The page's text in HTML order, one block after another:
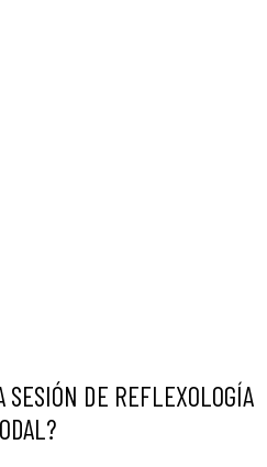
SESIÓN DE REFLEXOLOGÍA